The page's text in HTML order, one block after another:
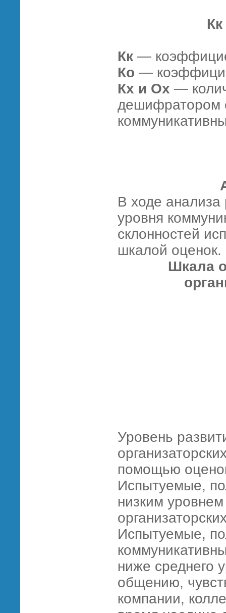
Кк —
Ко —
Кх и Ox —
дешифратором
В ходе анализа
уровня
склонностей
шкалой оценок.
Шкала
Уровень
помощью
Испытуемые,
низким
Испытуемые,
ниже среднего
общению,
компании,